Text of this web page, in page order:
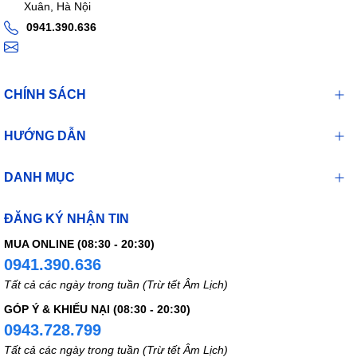
cấp cho bác sĩ danh sách thuốc sử dụng trước đó, bao gồm
thuốc kê đơn và không kê đơn, thảo dược,...
của thuốc.
người bệnh nên đọc kỹ hướng dẫn sử dụng và dùng theo liều
Xuân, Hà Nội
0941.390.636
CHÍNH SÁCH
HƯỚNG DẪN
DANH MỤC
ĐĂNG KÝ NHẬN TIN
MUA ONLINE (08:30 - 20:30)
0941.390.636
Tất cả các ngày trong tuần (Trừ tết Âm Lịch)
GÓP Ý & KHIẾU NẠI (08:30 - 20:30)
0943.728.799
Tất cả các ngày trong tuần (Trừ tết Âm Lịch)